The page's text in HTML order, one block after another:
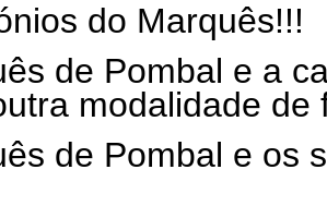
do Marquês!!!
de Pombal e a
modalidade de
de Pombal e os